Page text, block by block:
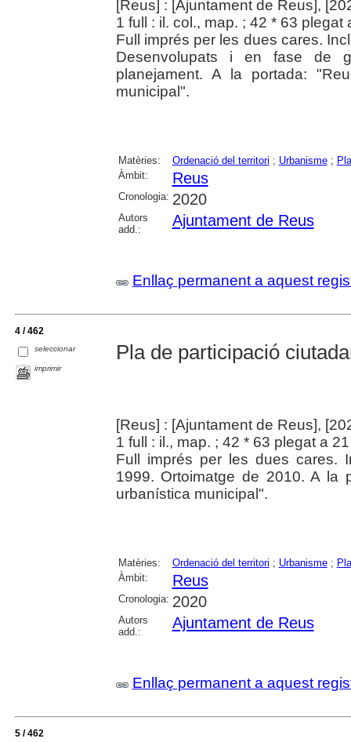
[Reus] : [Ajuntament de Reus],
1 full : il. col., map. ; 42 * 63 plegat
Full imprés per les dues cares.
Desenvolupats i en fase de
planejament. A la portada:
municipal".
Matèries: Ordenació del territori ; Urbanisme;
Àmbit:
Reus
Cronologia: 2020
Autors
add.:
Ajuntament de Reus
Enllaç permanent a aquest
4 / 462
seleccionar
imprimir
Pla de participació
[Reus] : [Ajuntament de Reus],
1 full : il., map. ; 42 * 63 plegat a
Full imprés per les dues cares.
1999. Ortoimatge de 2010. A la
urbanística municipal".
Matèries: Ordenació del territori ; Urbanisme;
Àmbit:
Reus
Cronologia: 2020
Autors
add.:
Ajuntament de Reus
Enllaç permanent a aquest
5 / 462